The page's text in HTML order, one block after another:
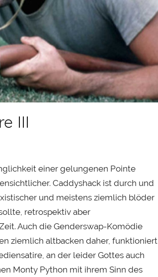
III
einer gelungenen Pointe
Caddyshack ist durch und
und meistens ziemlich blöder
retrospektiv aber
Auch die Genderswap-Komödie
ziemlich altbacken daher, funktioniert
an der leider Gottes auch
Monty Python mit ihrem Sinn des